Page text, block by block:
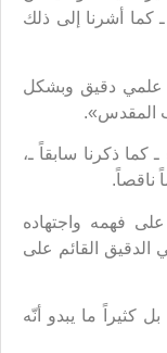
ـ كما أشرنا إلى ذلك
علمي دقيق وبشكل
المقدس».
كما ذكرنا سابقاً ـ،
ناقصاً.
على فهمه واجتهاده
الدقيق القائم على
كثيراً ما يبدو أنّه